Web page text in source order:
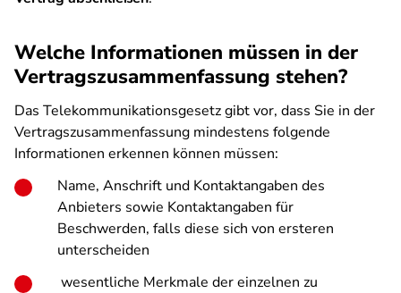
Welche Informationen müssen in der
Vertragszusammenfassung stehen?
Das Telekommunikationsgesetz gibt vor, dass Sie in der
Vertragszusammenfassung mindestens folgende
Informationen erkennen können müssen:
Name, Anschrift und Kontaktangaben des
Anbieters sowie Kontaktangaben für
Beschwerden, falls diese sich von ersteren
unterscheiden
wesentliche Merkmale der einzelnen zu